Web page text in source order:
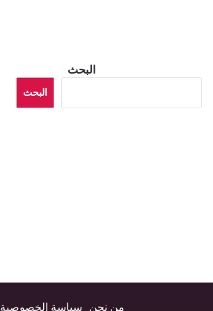
البحث
البحث
من نحن سياسة الخصوصية